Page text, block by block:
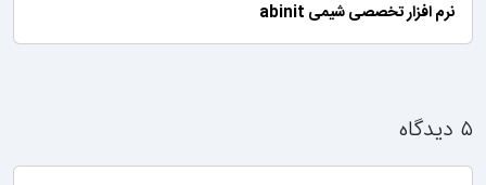
نرم افزار تخصصی شیمی abinit
۵ دیدگاه